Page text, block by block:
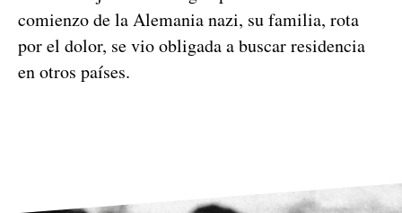
comienzo de la Alemania nazi, su familia, rota
por el dolor, se vio obligada a buscar residencia
en otros países.